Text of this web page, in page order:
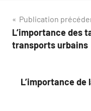
Navigation
de
Publication
L’importance des
transports urbains
L’importance